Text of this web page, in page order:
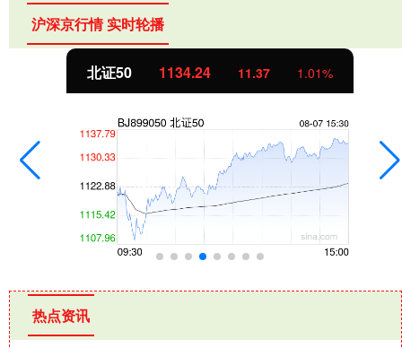
沪深京行情 实时轮播
北证50 1134.24 11.37 1.01%
热点资讯